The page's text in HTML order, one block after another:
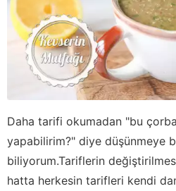
Daha tarifi okumadan "bu
yapabilirim?" diye düşünmeye
biliyorum.Tariflerin
hatta herkesin tarifleri kendi